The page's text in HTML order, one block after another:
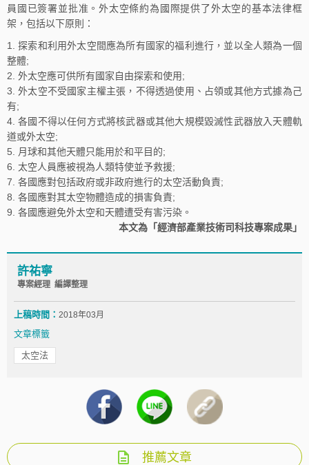
員國已簽署並批准。外太空條約為國際提供了外太空的基本法律框
架，包括以下原則：
探索和利用外太空間應為所有國家的福利進行，並以全人類為一個
整體;
外太空應可供所有國家自由探索和使用;
外太空不受國家主權主張，不得透過使用、占領或其他方式據為己
有;
各國不得以任何方式將核武器或其他大規模毀滅性武器放入天體軌
道或外太空;
月球和其他天體只能用於和平目的;
太空人員應被視為人類特使並予救援;
各國應對包括政府或非政府進行的太空活動負責;
各國應對其太空物體造成的損害負責;
各國應避免外太空和天體遭受有害污染。
本文為「經濟部產業技術司科技專案成果」
許祐寧
專案經理 編譯整理
上稿時間： 2018年03月
文章標籤
太空法
推薦文章